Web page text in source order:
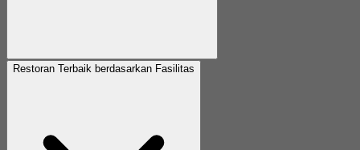
Restoran Terbaik berdasarkan Fasilitas